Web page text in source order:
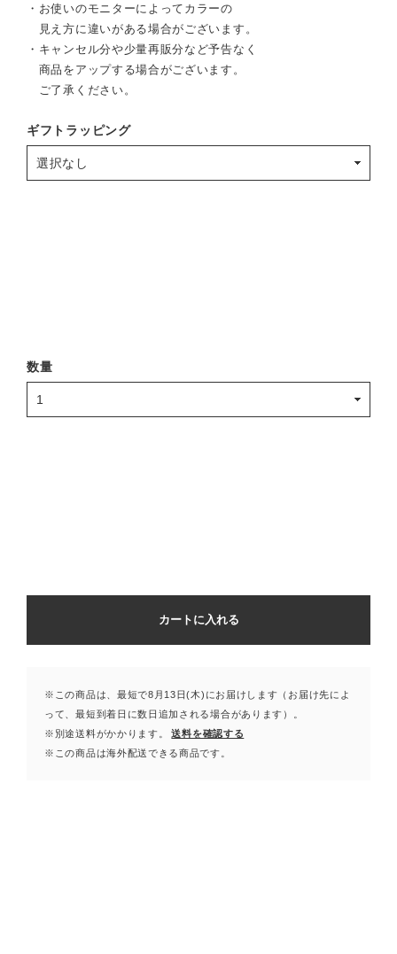
・お使いのモニターによってカラーの
見え方に違いがある場合がございます。
・キャンセル分や少量再販分など予告なく
商品をアップする場合がございます。
ご了承ください。
ギフトラッピング
数量
カートに入れる
※この商品は、最短で8月13日(木)にお届けします（お届け先によ
って、最短到着日に数日追加される場合があります）。
※別途送料がかかります。
送料を確認する
※この商品は海外配送できる商品です。